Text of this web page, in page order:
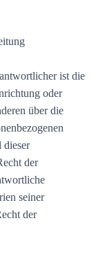
ist die
oder
über die
dieser
der
seiner
der